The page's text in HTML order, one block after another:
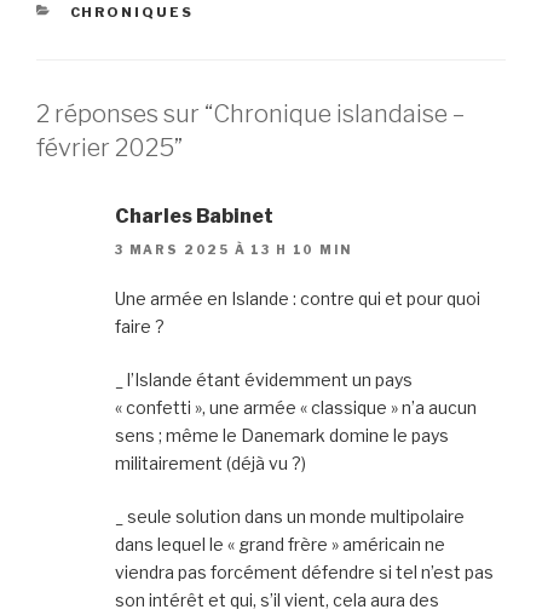
CATÉGORIES
CHRONIQUES
2 réponses sur “Chronique islandaise –
février 2025”
Charles Babinet
3 MARS 2025 À 13 H 10 MIN
Une armée en Islande : contre qui et pour quoi
faire ?
_ l’Islande étant évidemment un pays
« confetti », une armée « classique » n’a aucun
sens ; même le Danemark domine le pays
militairement (déjà vu ?)
_ seule solution dans un monde multipolaire
dans lequel le « grand frère » américain ne
viendra pas forcément défendre si tel n’est pas
son intérêt et qui, s’il vient, cela aura des